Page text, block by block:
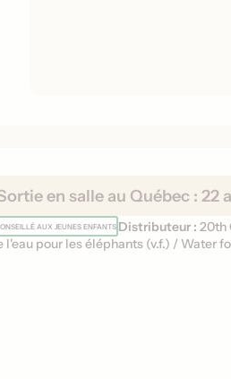
en salle au Québec : 22
AUX JEUNES ENFANTS Distributeur :20th
l'eau pour les éléphants (v.f.) / Water